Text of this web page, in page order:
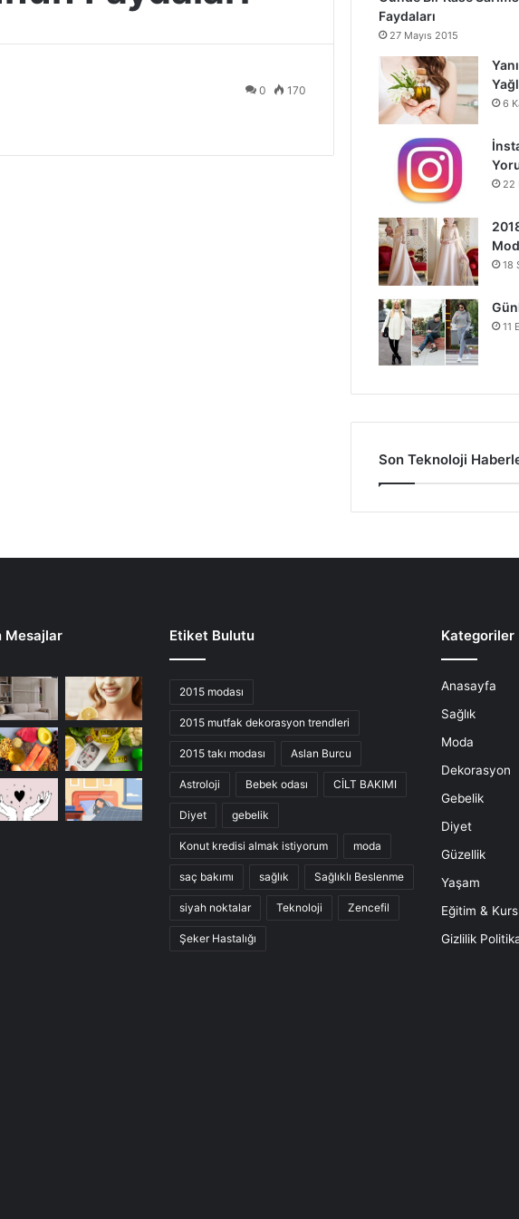
0 170
Faydaları
27 Mayıs 2015
6
22
18
11
Son Teknoloji
Mesajlar Etiket Bulutu
2015 modası
2015 mutfak dekorasyon trendleri
2015 takı modası Aslan Burcu
Astroloji Bebek odası CİLT BAKIMI
Diyet gebelik
Konut kredisi almak istiyorum moda
saç bakımı sağlık Sağlıklı Beslenme
siyah noktalar Teknoloji Zencefil
Şeker Hastalığı
Kategoriler
Anasayfa
Sağlık
Moda
Dekorasyon
Gebelik
Diyet
Güzellik
Yaşam
Eğitim & Kurs
Gizlilik